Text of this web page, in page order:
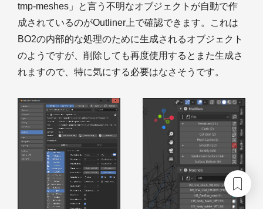
tmp-meshes」と言う不明なオブジェクトが自動で作
成されているのがOutliner上で確認できます。これは
BO2の内部的な処理のために生成されるオブジェクト
のようですが、削除しても再度使用するとまた生成さ
れますので、特に気にする必要はなさそうです。